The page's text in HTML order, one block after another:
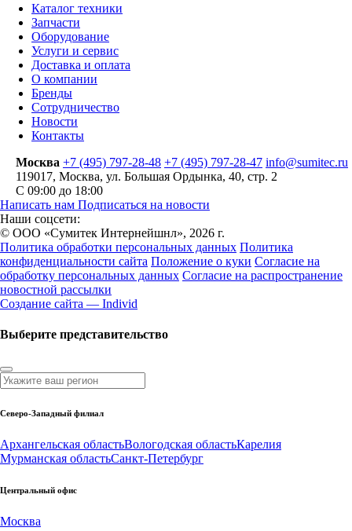
Каталог техники
Запчасти
Оборудование
Услуги и сервис
Доставка и оплата
О компании
Бренды
Сотрудничество
Новости
Контакты
Москва +7 (495) 797-28-48 +7 (495) 797-28-47 info@sumitec.ru
119017, Москва, ул. Большая Ордынка, 40, стр. 2
С 09:00 до 18:00
Написать нам Подписаться на новости
Наши соцсети:
© ООО «Сумитек Интернейшнл», 2026 г.
Политика обработки персональных данных Политика
конфиденциальности сайта Положение о куки Согласие на
обработку персональных данных Согласие на распространение
новостной рассылки
Создание сайта — Individ
Выберите представительство
Северо-Западный филиал
Архангельская областьВологодская областьКарелия
Мурманская областьСанкт-Петербург
Центральный офис
Москва